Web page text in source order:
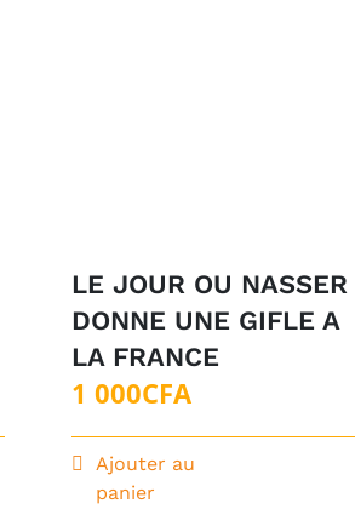
LE JOUR OU NASSER
DONNE UNE GIFLE A
LA FRANCE
1 000CFA
Ajouter au
panier